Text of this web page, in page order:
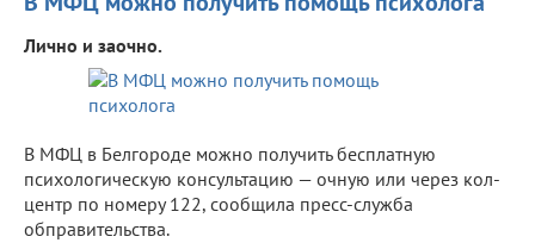
Лично и заочно.
В МФЦ в Белгороде можно получить бесплатную
психологическую консультацию — очную или через кол-
центр по номеру 122, сообщила пресс-служба
обправительства.